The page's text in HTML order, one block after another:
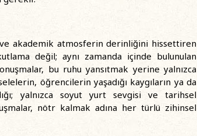
akademik atmosferin derinliğini hissettiren
değil; aynı zamanda içinde bulunulan
bu ruhu yansıtmak yerine yalnızca
öğrencilerin yaşadığı kaygıların ya da
yalnızca soyut yurt sevgisi ve tarihsel
nötr kalmak adına her türlü zihinsel